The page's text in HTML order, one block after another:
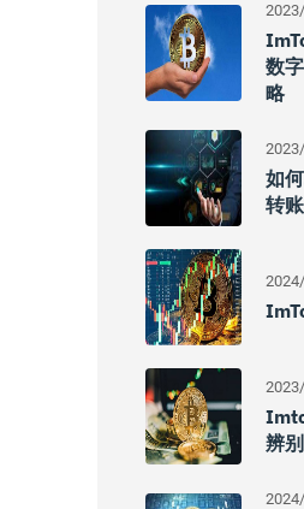
数
略
如
转账
辨别